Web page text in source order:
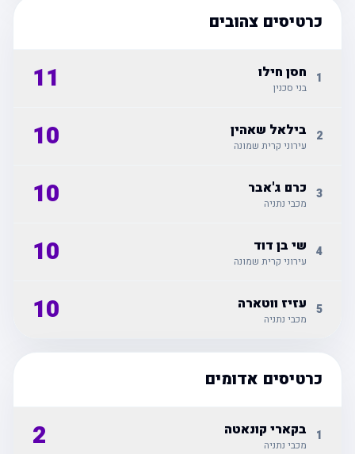
כרטיסים צהובים
חסן חילו
בני סכנין 11
בילאל שאהין
עירוני קרית שמונה 10
כרם ג'אבר
מכבי נתניה 10
שי בן דוד
עירוני קרית שמונה 10
עזיז ווטארה
מכבי נתניה 10
כרטיסים אדומים
בקארי קונאטה
מכבי נתניה 2